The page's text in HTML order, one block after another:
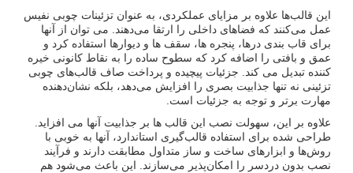
این قالب‌ها علاوه بر مزایای عملکردی، به عنوان تزئینات چوبی نفیس
عمل می‌کنند که فضاهای داخلی را ارتقا می‌دهند. می توان از آنها
برای قاب بندی درها، پنجره ها، سقف ها و دیوارها استفاده کرد و
عمق و بافتی را اضافه کرد که سطوح ساده را به نقاط کانونی خیره
کننده تبدیل می کند. جزئیات پیچیده و پرداخت صاف قالب‌های چوبی
تزئینی نه تنها جذابیت بصری را افزایش می‌دهد، بلکه نشان‌دهنده
مهارت برتر و توجه به جزئیات است.
علاوه بر این، سهولت نصب این قالب ها بر جذابیت آنها می افزاید.
طراحی شده برای استفاده قالب‌گیری استاندارد، آنها به خوبی با
روش‌ها و ابزارهای ساخت و ساز متداول مطابقت دارند و فرآیند
نصب بدون دردسر را امکان‌پذیر می‌سازند. این باعث می‌شود هم